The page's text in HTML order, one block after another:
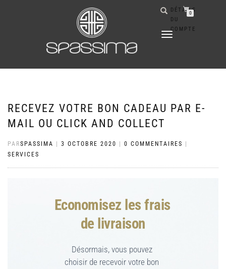
DÉPLIER
DÉTAILS
DU
COMPTE
0
RECEVEZ VOTRE BON CADEAU PAR E-
MAIL OU CLICK AND COLLECT
PARSPASSIMA 3 OCTOBRE 2020 0 COMMENTAIRES
SERVICES
Economisez les frais
de livraison
Désormais, vous pouvez
choisir de recevoir votre bon